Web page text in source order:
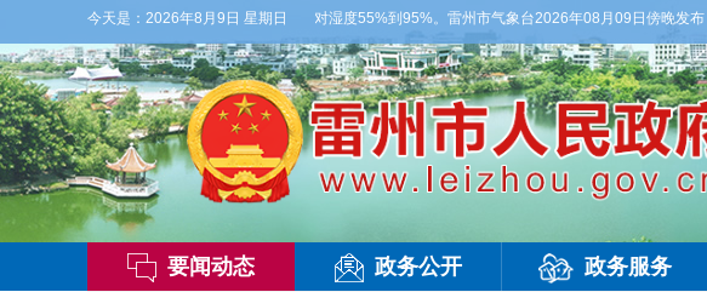
今天是： 2026年8月9日 星期日
，有雷阵雨，偏西风3级，气温27到36度，相对湿度55%到95%。雷州市气象台2026年08月09日傍晚发布
要闻动态 政务公开 政务服务